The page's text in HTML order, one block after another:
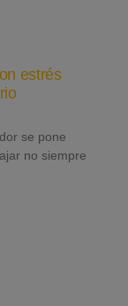
estrés
se pone
no siempre